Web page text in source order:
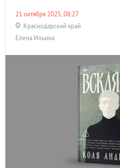
21 октября 2025, 08:27
Краснодарский край
Елена Ильина